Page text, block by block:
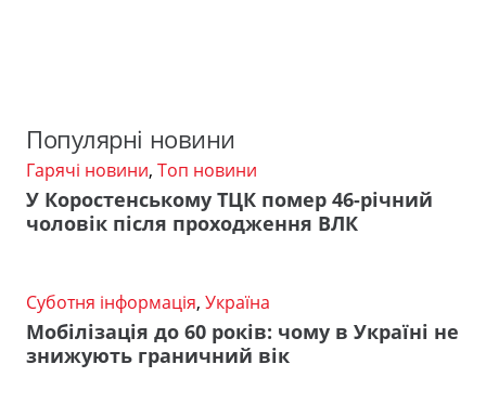
Популярні новини
Гарячі новини, Топ новини
У Коростенському ТЦК помер 46-річний
чоловік після проходження ВЛК
Суботня інформація, Україна
Мобілізація до 60 років: чому в Україні не
знижують граничний вік